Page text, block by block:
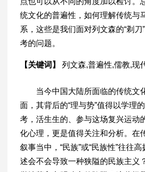
统文化的普遍性，如何理解传统与
系，这些是我们面对列文森的“剃刀
考的问题。
【关键词】 列文森,普遍性,儒教,现
当今中国大陆所面临的传统文
面，其背后的“理与势”值得以学理
考，活生生的、参与这场复兴运动
化心理，更是值得关注和分析。在
叙事当中，“民族”或“民族性”往往
述会不会导致一种狭隘的民族主义